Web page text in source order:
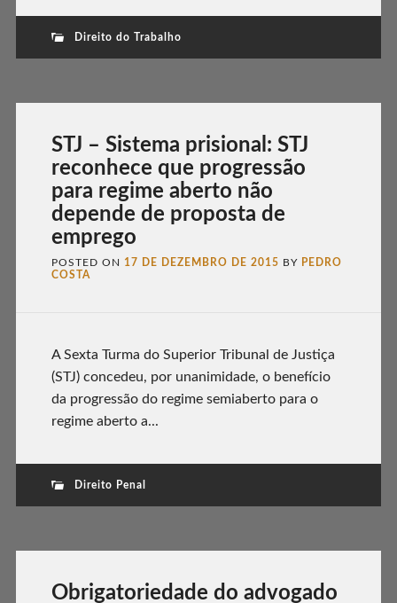
Direito do Trabalho
STJ – Sistema prisional: STJ
reconhece que progressão
para regime aberto não
depende de proposta de
emprego
POSTED ON 17 DE DEZEMBRO DE 2015 BY PEDRO
COSTA
A Sexta Turma do Superior Tribunal de Justiça
(STJ) concedeu, por unanimidade, o benefício
da progressão do regime semiaberto para o
regime aberto a...
Direito Penal
Obrigatoriedade do advogado